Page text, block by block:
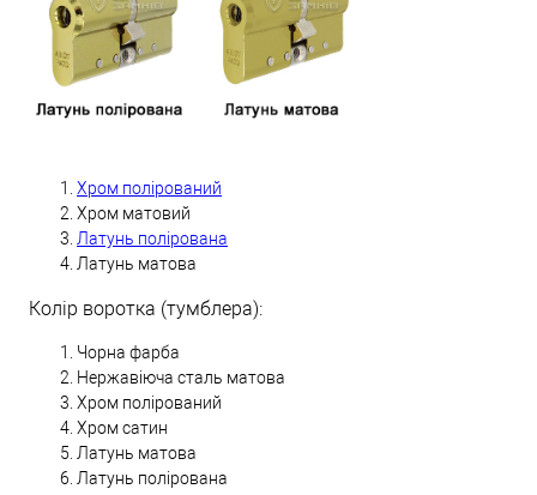
Хром полірований
Хром матовий
Латунь полірована
Латунь матова
Колір воротка (тумблера):
Чорна фарба
Нержавіюча сталь матова
Хром полірований
Хром сатин
Латунь матова
Латунь полірована